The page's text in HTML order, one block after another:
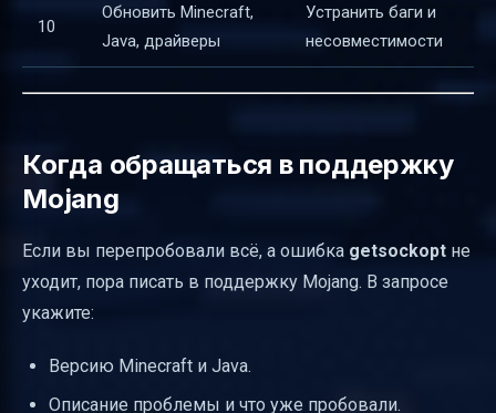
10
Обновить Minecraft,
Java, драйверы
Устранить баги и
несовместимости
Когда обращаться в поддержку
Mojang
Если вы перепробовали всё, а ошибка getsockopt не
уходит, пора писать в поддержку Mojang. В запросе
укажите:
Версию Minecraft и Java.
Описание проблемы и что уже пробовали.